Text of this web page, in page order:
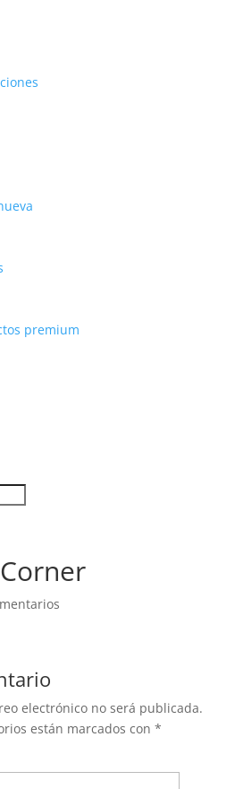
premium
electrónico no será publicada.
están marcados con *